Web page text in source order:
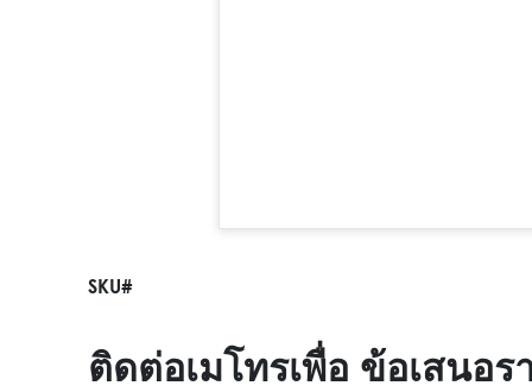
SKU#
ติดต่อเมโทรเพื่อ ข้อเสนอร